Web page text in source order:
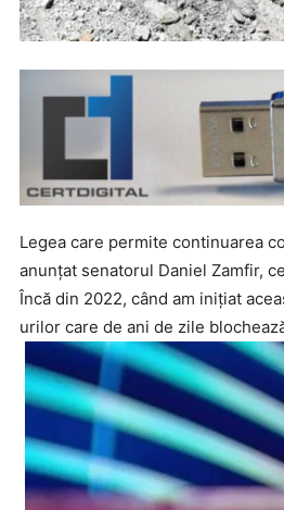
Legea care permite continuarea
anunțat senatorul Daniel Zamfir,
Încă din 2022, când am inițiat
urilor care de ani de zile